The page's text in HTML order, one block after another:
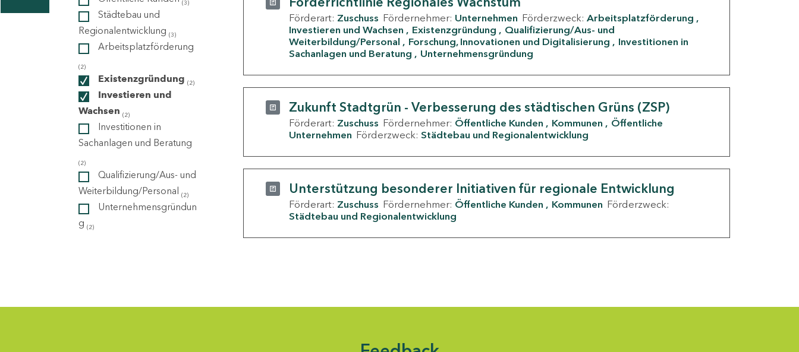
(3)
Städtebau und
Regionalentwicklung (3)
Arbeitsplatzförderung
(2)
Existenzgründung (2)
Investieren und
Wachsen (2)
Investitionen in
Sachanlagen und Beratung
(2)
Qualifizierung/Aus- und
Weiterbildung/Personal (2)
Unternehmensgründun
g (2)
Förderart: Zuschuss Fördernehmer: Unternehmen Förderzweck: Arbeitsplatzförderung
Investieren und Wachsen
Existenzgründung
Qualifizierung/Aus- und
Weiterbildung/Personal
Forschung, Innovationen und Digitalisierung
Investitionen in
Sachanlagen und Beratung
Unternehmensgründung
Zukunft Stadtgrün - Verbesserung des städtischen Grüns (ZSP)
Förderart: Zuschuss Fördernehmer: Öffentliche Kunden Kommunen
Öffentliche
Unternehmen Förderzweck: Städtebau und Regionalentwicklung
Unterstützung besonderer Initiativen für regionale Entwicklung
Förderart: Zuschuss Fördernehmer: Öffentliche Kunden Kommunen Förderzweck:
Städtebau und Regionalentwicklung